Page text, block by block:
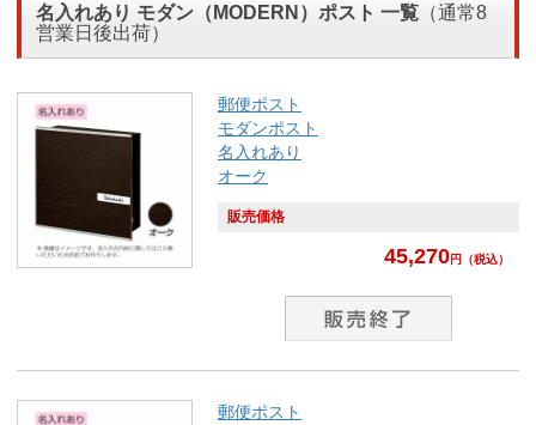
名入れあり モダン（MODERN）ポスト 一覧 （通常8
営業日後出荷）
郵便ポスト
モダンポスト
名入れあり
オーク
販売価格
45,270円 （税込）
郵便ポスト